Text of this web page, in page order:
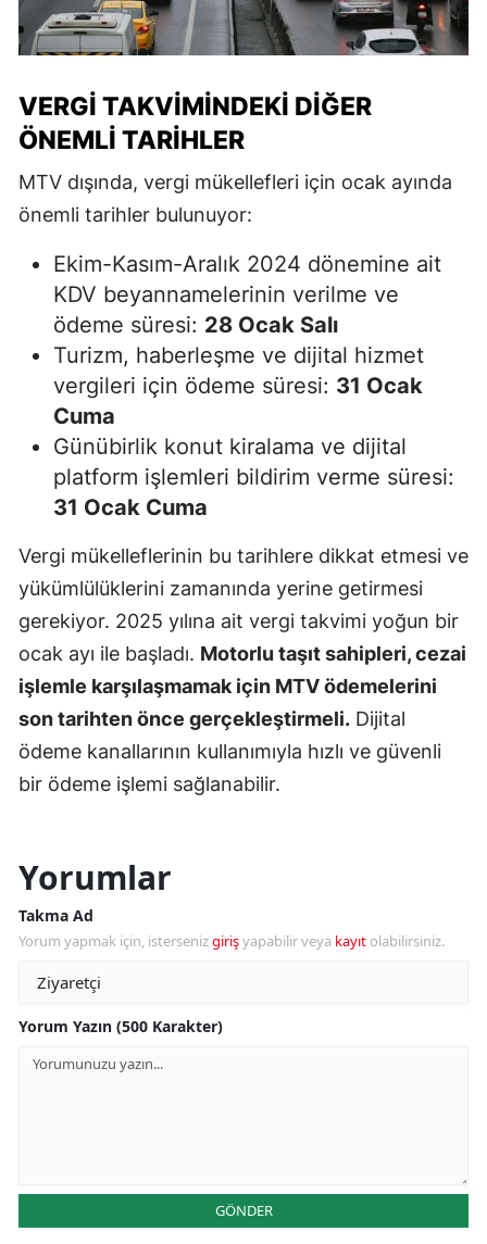
VERGI TAKVIMINDEKI DIĞER
ÖNEMLI TARIHLER
MTV dışında, vergi mükellefleri için ocak ayında
önemli tarihler bulunuyor:
Ekim-Kasım-Aralık 2024 dönemine ait
KDV beyannamelerinin verilme ve
ödeme süresi: 28 Ocak Salı
Turizm, haberleşme ve dijital hizmet
vergileri için ödeme süresi: 31 Ocak
Cuma
Günübirlik konut kiralama ve dijital
platform işlemleri bildirim verme süresi:
31 Ocak Cuma
Vergi mükelleflerinin bu tarihlere dikkat etmesi ve
yükümlülüklerini zamanında yerine getirmesi
gerekiyor. 2025 yılına ait vergi takvimi yoğun bir
ocak ayı ile başladı. Motorlu taşıt sahipleri, cezai
işlemle karşılaşmamak için MTV ödemelerini
son tarihten önce gerçekleştirmeli. Dijital
ödeme kanallarının kullanımıyla hızlı ve güvenli
bir ödeme işlemi sağlanabilir.
Yorumlar
Takma Ad
Yorum yapmak için, istersenizgirişyapabilir veya kayıt olabilirsiniz.
Yorum Yazın (500 Karakter)
GÖNDER